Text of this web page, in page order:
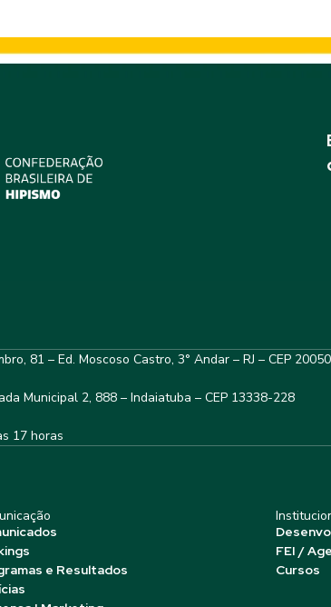
81 – Ed. Moscoso Castro, 3° Andar – RJ – CEP
Municipal 2, 888 – Indaiatuba – CEP 13338-228
17 horas
e Resultados
FEI /
Cursos